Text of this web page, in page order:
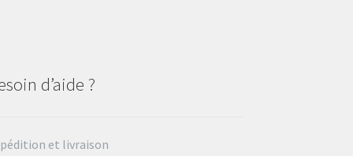
d’aide ?
et livraison